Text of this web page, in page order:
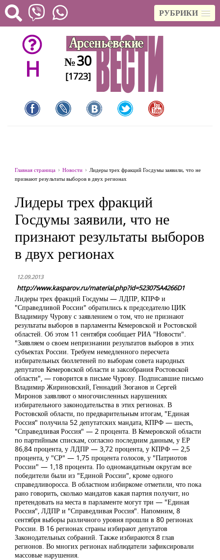
РУБРИКИ
H №30
[1723]
Главная страница Новости
Лидеры трех фракций Госдумы заявили, что не
признают результаты выборов в двух регионах
Лидеры трех фракций
Госдумы заявили, что не
признают результаты выборов
в двух регионах
12.09.2013
http://www.kasparov.ru/material.php?id=523075A4266D1
Лидеры трех фракций Госдумы — ЛДПР, КПРФ и
"Справедливой России" обратились к председателю ЦИК
Владимиру Чурову с заявлением о том, что не признают
результаты выборов в парламенты Кемеровской и Ростовской
областей. Об этом 11 сентября сообщает РИА "Новости".
"Заявляем о своем непризнании результатов выборов в этих
субъектах России. Требуем немедленного пересчета
избирательных бюллетеней по выборам совета народных
депутатов Кемеровской области и заксобрания Ростовской
области", — говорится в письме Чурову. Подписавшие письмо
Владимир Жириновский, Геннадий Зюганов и Сергей
Миронов заявляют о многочисленных нарушениях
избирательного законодательства в этих регионах. В
Ростовской области, по предварительным итогам, "Единая
Россия" получила 52 депутатских мандата, КПРФ — шесть,
"Справедливая Россия" — 2 процента. В Кемеровской области
по партийным спискам, согласно последним данным, у ЕР
86,84 процента, у ЛДПР — 3,72 процента, у КПРФ — 2,5
процента, у "СР" — 1,75 процента голосов, у "Патриотов
России" — 1,18 процента. По одномандатным округам все
победители были из "Единой России", кроме одного
справедливоросса. В областном избиркоме отметили, что пока
рано говорить, сколько мандатов какая партия получит, но
претендовать на места в парламенте могут три — "Единая
Россия", ЛДПР и "Справедливая Россия". Напомним, 8
сентября выборы различного уровня прошли в 80 регионах
России. В 16 регионах страны избирают депутатов
Законодательных собраний. Также избираются 8 глав
регионов. Во многих регионах наблюдатели зафиксировали
массовые нарушения.